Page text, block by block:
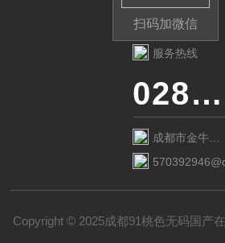
扫码加微信
服务热线
028-87741718
成都市金牛区
金府路799号1
Copyright © 2025成都91桃色无码国产